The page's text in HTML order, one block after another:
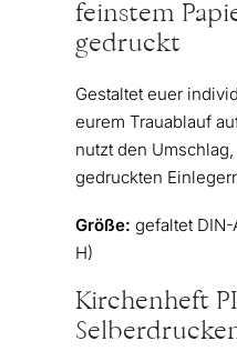
feinstem
gedruckt
Gestaltet euer
eurem Trauablauf
nutzt den
gedruckten
Größe: gefaltet DIN-
H)
Kirchenheft